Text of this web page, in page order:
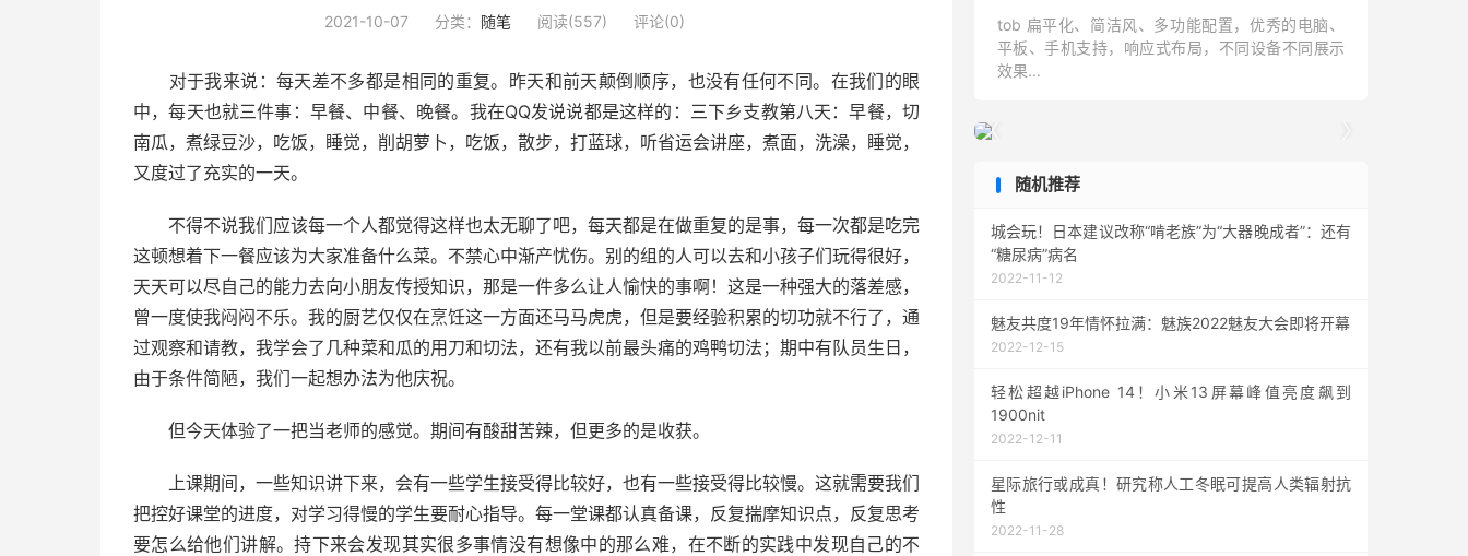
2021-10-07 分类： 随笔 阅读(557) 评论(0)
对于我来说：每天差不多都是相同的重复。昨天和前天颠倒顺序，也没有任何不同。在我们的眼
中，每天也就三件事：早餐、中餐、晚餐。我在QQ发说说都是这样的：三下乡支教第八天：早餐，切
南瓜，煮绿豆沙，吃饭，睡觉，削胡萝卜，吃饭，散步，打蓝球，听省运会讲座，煮面，洗澡，睡觉，
又度过了充实的一天。
不得不说我们应该每一个人都觉得这样也太无聊了吧，每天都是在做重复的是事，每一次都是吃完
这顿想着下一餐应该为大家准备什么菜。不禁心中渐产忧伤。别的组的人可以去和小孩子们玩得很好，
天天可以尽自己的能力去向小朋友传授知识，那是一件多么让人愉快的事啊！这是一种强大的落差感，
曾一度使我闷闷不乐。我的厨艺仅仅在烹饪这一方面还马马虎虎，但是要经验积累的切功就不行了，通
过观察和请教，我学会了几种菜和瓜的用刀和切法，还有我以前最头痛的鸡鸭切法；期中有队员生日，
由于条件简陋，我们一起想办法为他庆祝。
但今天体验了一把当老师的感觉。期间有酸甜苦辣，但更多的是收获。
上课期间，一些知识讲下来，会有一些学生接受得比较好，也有一些接受得比较慢。这就需要我们
把控好课堂的进度，对学习得慢的学生要耐心指导。每一堂课都认真备课，反复揣摩知识点，反复思考
要怎么给他们讲解。持下来会发现其实很多事情没有想像中的那么难，在不断的实践中发现自己的不
tob 扁平化、简洁风、多功能配置，优秀的电脑、
平板、手机支持，响应式布局，不同设备不同展示
效果...

随机推荐
城会玩！日本建议改称“啃老族”为“大器晚成者”：还有
“糖尿病”病名
2022-11-12
魅友共度19年情怀拉满：魅族2022魅友大会即将开幕
2022-12-15
轻松超越iPhone 14！小米13屏幕峰值亮度飙到
1900nit
2022-12-11
星际旅行或成真！研究称人工冬眠可提高人类辐射抗
性
2022-11-28